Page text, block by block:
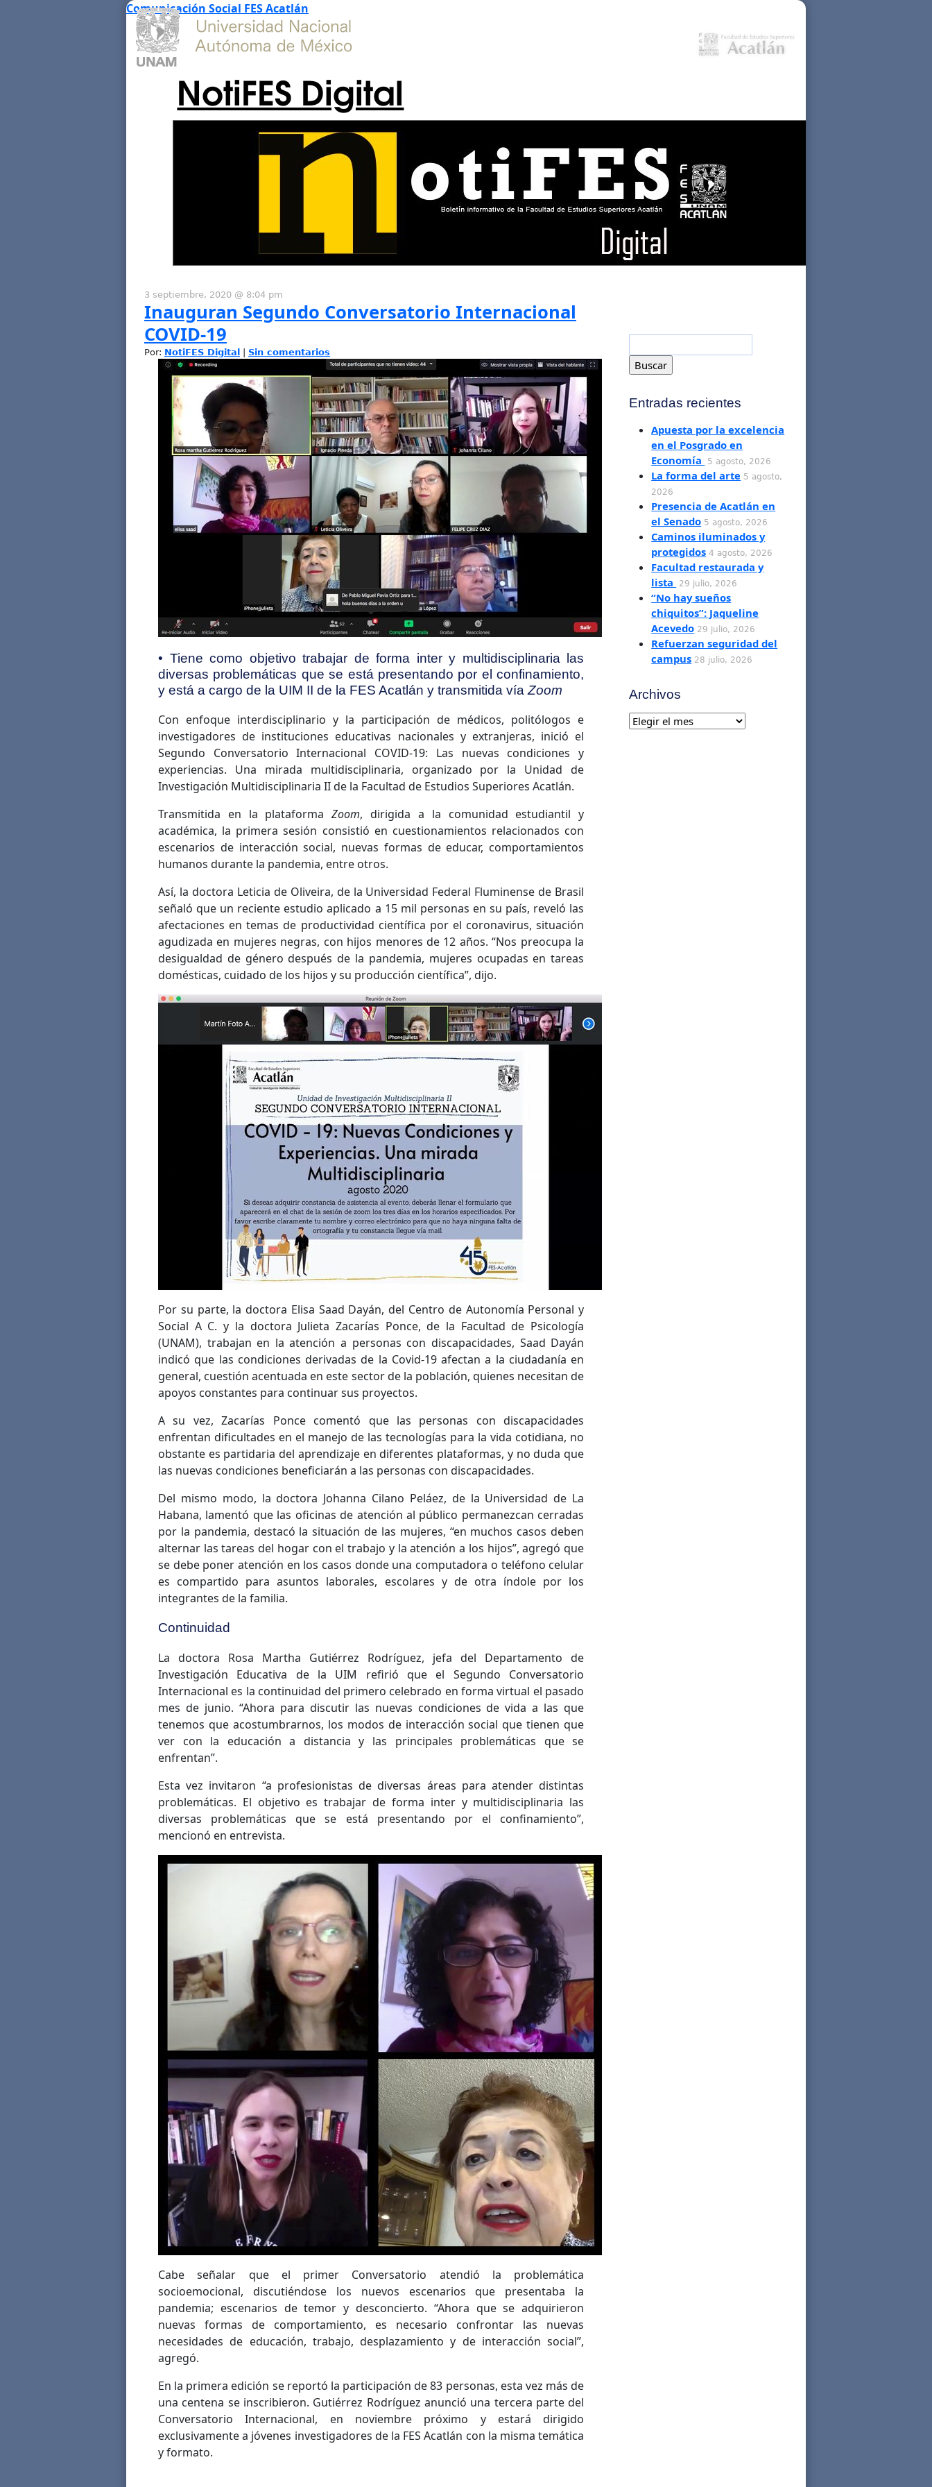
Comunicación Social FES Acatlán
NotiFES Digital
3 septiembre, 2020 @ 8:04 pm
Inauguran Segundo Conversatorio Internacional
COVID-19
Por: NotiFES Digital Sin comentarios
• Tiene como objetivo trabajar de forma inter y multidisciplinaria las
diversas problemáticas que se está presentando por el confinamiento,
y está a cargo de la UIM II de la FES Acatlán y transmitida vía Zoom
Con enfoque interdisciplinario y la participación de médicos, politólogos e
investigadores de instituciones educativas nacionales y extranjeras, inició el
Segundo Conversatorio Internacional COVID-19: Las nuevas condiciones y
experiencias. Una mirada multidisciplinaria, organizado por la Unidad de
Investigación Multidisciplinaria II de la Facultad de Estudios Superiores Acatlán.
Transmitida en la plataformaZoom, dirigida a la comunidad estudiantil y
académica, la primera sesión consistió en cuestionamientos relacionados con
escenarios de interacción social, nuevas formas de educar, comportamientos
humanos durante la pandemia, entre otros.
Así, la doctora Leticia de Oliveira, de la Universidad Federal Fluminense de Brasil
señaló que un reciente estudio aplicado a 15 mil personas en su país, reveló las
afectaciones en temas de productividad científica por el coronavirus, situación
agudizada en mujeres negras, con hijos menores de 12 años. “Nos preocupa la
desigualdad de género después de la pandemia, mujeres ocupadas en tareas
domésticas, cuidado de los hijos y su producción científica”, dijo.
Por su parte, la doctora Elisa Saad Dayán, del Centro de Autonomía Personal y
Social A C. y la doctora Julieta Zacarías Ponce, de la Facultad de Psicología
(UNAM), trabajan en la atención a personas con discapacidades, Saad Dayán
indicó que las condiciones derivadas de la Covid-19 afectan a la ciudadanía en
general, cuestión acentuada en este sector de la población, quienes necesitan de
apoyos constantes para continuar sus proyectos.
A su vez, Zacarías Ponce comentó que las personas con discapacidades
enfrentan dificultades en el manejo de las tecnologías para la vida cotidiana, no
obstante es partidaria del aprendizaje en diferentes plataformas, y no duda que
las nuevas condiciones beneficiarán a las personas con discapacidades.
Del mismo modo, la doctora Johanna Cilano Peláez, de la Universidad de La
Habana, lamentó que las oficinas de atención al público permanezcan cerradas
por la pandemia, destacó la situación de las mujeres, “en muchos casos deben
alternar las tareas del hogar con el trabajo y la atención a los hijos”, agregó que
se debe poner atención en los casos donde una computadora o teléfono celular
es compartido para asuntos laborales, escolares y de otra índole por los
integrantes de la familia.
Continuidad
La doctora Rosa Martha Gutiérrez Rodríguez, jefa del Departamento de
Investigación Educativa de la UIM refirió que el Segundo Conversatorio
Internacional es la continuidad del primero celebrado en forma virtual el pasado
mes de junio. “Ahora para discutir las nuevas condiciones de vida a las que
tenemos que acostumbrarnos, los modos de interacción social que tienen que
ver con la educación a distancia y las principales problemáticas que se
enfrentan”.
Esta vez invitaron “a profesionistas de diversas áreas para atender distintas
problemáticas. El objetivo es trabajar de forma inter y multidisciplinaria las
diversas problemáticas que se está presentando por el confinamiento”,
mencionó en entrevista.
Cabe señalar que el primer Conversatorio atendió la problemática
socioemocional, discutiéndose los nuevos escenarios que presentaba la
pandemia; escenarios de temor y desconcierto. “Ahora que se adquirieron
nuevas formas de comportamiento, es necesario confrontar las nuevas
necesidades de educación, trabajo, desplazamiento y de interacción social”,
agregó.
En la primera edición se reportó la participación de 83 personas, esta vez más de
una centena se inscribieron. Gutiérrez Rodríguez anunció una tercera parte del
Conversatorio Internacional, en noviembre próximo y estará dirigido
exclusivamente a jóvenes investigadores de la FES Acatlán con la misma temática
y formato.
Entradas recientes
Apuesta por la excelencia
en el Posgrado en
Economía
5 agosto, 2026
La forma del arte 5 agosto,
2026
Presencia de Acatlán en
el Senado 5 agosto, 2026
Caminos iluminados y
protegidos 4 agosto, 2026
Facultad restaurada y
lista
29 julio, 2026
“No hay sueños
chiquitos”: Jaqueline
Acevedo 29 julio, 2026
Refuerzan seguridad del
campus 28 julio, 2026
Archivos
Archivos